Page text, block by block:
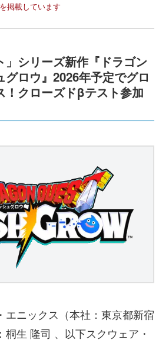
掲載しています
」シリーズ新作『ドラゴン
ロウ』2026年予定でグロ
！クローズドβテスト参加
エニックス（本社：東京都新宿
生 隆司 、以下スクウェア・